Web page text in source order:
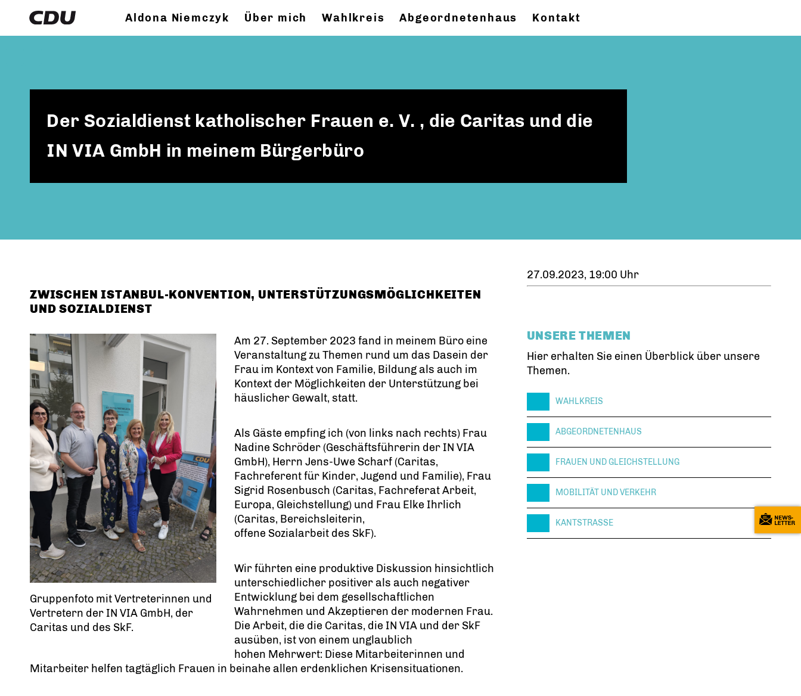
Aldona Niemczyk Über mich Wahlkreis Abgeordnetenhaus Kontakt
Der Sozialdienst katholischer Frauen e. V. , die Caritas und die
IN VIA GmbH in meinem Bürgerbüro
ZWISCHEN ISTANBUL-KONVENTION, UNTERSTÜTZUNGSMÖGLICHKEITEN
UND SOZIALDIENST
Gruppenfoto mit Vertreterinnen und
Vertretern der IN VIA GmbH, der
Caritas und des SkF.
Am 27. September 2023 fand in meinem Büro eine
Veranstaltung zu Themen rund um das Dasein der
Frau im Kontext von Familie, Bildung als auch im
Kontext der Möglichkeiten der Unterstützung bei
häuslicher Gewalt, statt.
Als Gäste empfing ich (von links nach rechts) Frau
Nadine Schröder (Geschäftsführerin der IN VIA
GmbH), Herrn Jens-Uwe Scharf (Caritas,
Fachreferent für Kinder, Jugend und Familie), Frau
Sigrid Rosenbusch (Caritas, Fachreferat Arbeit,
Europa, Gleichstellung) und Frau Elke Ihrlich
(Caritas, Bereichsleiterin,
offene Sozialarbeit des SkF).
Wir führten eine produktive Diskussion hinsichtlich
unterschiedlicher positiver als auch negativer
Entwicklung bei dem gesellschaftlichen
Wahrnehmen und Akzeptieren der modernen Frau.
Die Arbeit, die die Caritas, die IN VIA und der SkF
ausüben, ist von einem unglaublich
hohen Mehrwert: Diese Mitarbeiterinnen und
Mitarbeiter helfen tagtäglich Frauen in beinahe allen erdenklichen Krisensituationen.
27.09.2023, 19:00 Uhr
UNSERE THEMEN
Hier erhalten Sie einen Überblick über unsere
Themen.
WAHLKREIS
ABGEORDNETENHAUS
FRAUEN UND GLEICHSTELLUNG
MOBILITÄT UND VERKEHR
KANTSTRASSE